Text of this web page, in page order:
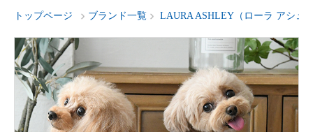
トップページ ブランド一覧 LAURA ASHLEY（ローラ アシュ